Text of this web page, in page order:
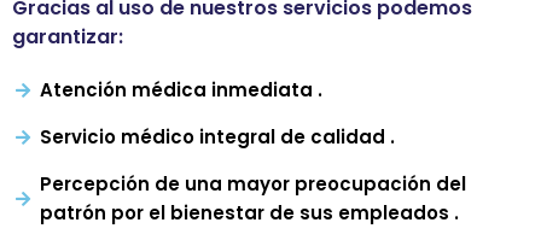
Gracias al uso de nuestros servicios podemos
garantizar:
Atención médica inmediata .
Servicio médico integral de calidad .
Percepción de una mayor preocupación del
patrón por el bienestar de sus empleados .